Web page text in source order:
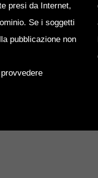
presi da Internet,
Se i soggetti
pubblicazione non